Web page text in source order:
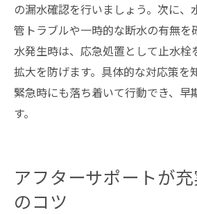
の漏水確認を行いましょう。次に、
管トラブルや一時的な断水の有無を
水発生時は、応急処置として止水栓
拡大を防げます。具体的な対応策を
緊急時にも落ち着いて行動でき、早
す。
アフターサポートが
のコツ